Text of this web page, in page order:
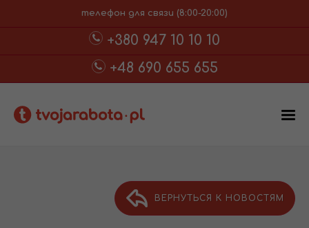
телефон для связи (8:00-20:00)
+380 947 10 10 10
+48 690 655 655
ВЕРНУТЬСЯ К НОВОСТЯМ